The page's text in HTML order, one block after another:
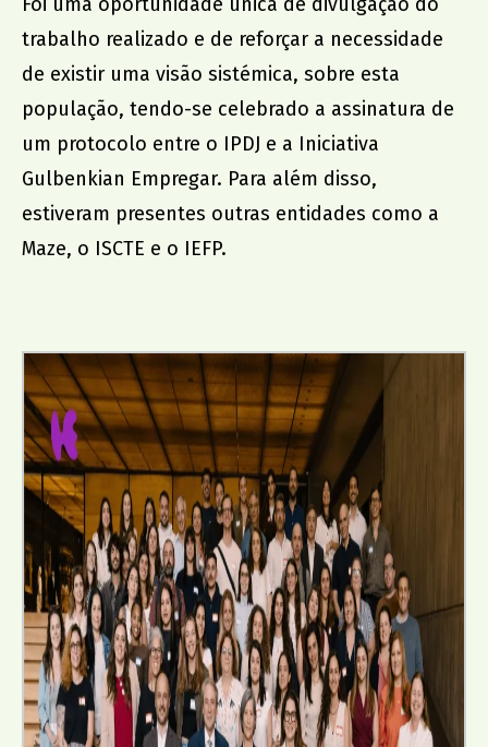
trabalho realizado e de reforçar a necessidade
de existir uma visão sistémica, sobre esta
população, tendo-se celebrado a assinatura de
um protocolo entre o IPDJ e a Iniciativa
Gulbenkian Empregar. Para além disso,
estiveram presentes outras entidades como a
Maze, o ISCTE e o IEFP.